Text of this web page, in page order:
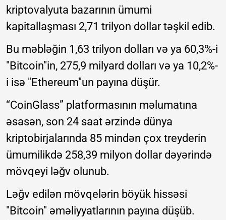
kriptovalyuta bazarının ümumi
kapitallaşması 2,71 trilyon dollar təşkil edib.
Bu məbləğin 1,63 trilyon dolları və ya 60,3%-i
"Bitcoin"in, 275,9 milyard dolları və ya 10,2%-
i isə "Ethereum"un payına düşür.
“CoinGlass” platformasının məlumatına
əsasən, son 24 saat ərzində dünya
kriptobirjalarında 85 mindən çox treyderin
ümumilikdə 258,39 milyon dollar dəyərində
mövqeyi ləğv olunub.
Ləğv edilən mövqelərin böyük hissəsi
"Bitcoin" əməliyyatlarının payına düşüb.